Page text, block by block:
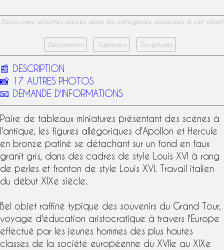
Découvrez d’autres pièces dans les catégories associées à cet objet
:
Décoration
Tableaux Sculptures
📰 DESCRIPTION
📸 17 AUTRES PHOTOS
📧 DEMANDE D'INFORMATIONS
Paire de tableaux miniatures présentant des scènes à
l'antique, les figures allégoriques d'Apollon et Hercule
en bronze patiné se détachant sur un fond en faux
granit gris, dans des cadres de style Louis XVI à rang
de perles et fronton de style Louis XVI
. Travail italien
du début XIXe siècle
Bel objet raffiné typique des souvenirs du Grand Tour
voyage d'éducation aristocratique à travers l'Europe
effectué par les jeunes hommes des plus hautes
classes de la société européenne du XVIIe au XIXe